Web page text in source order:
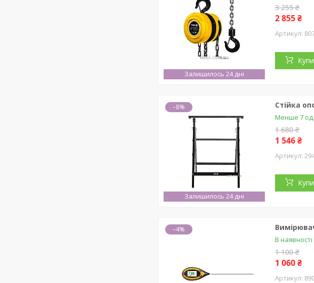
Залишилось 24 дні
3 255 ₴
2 855 ₴
–8%
Залишилось 24 дні
Стійка
Менше 7 од.
1 680 ₴
1 546 ₴
–4%
В наявності
1 100 ₴
1 060 ₴